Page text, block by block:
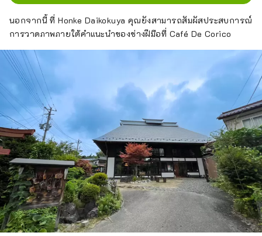
นอกจากนี้ ที่ Honke Daikokuya คุณยังสามารถสัมผัสประสบการณ์
การวาดภาพภายใต้คำแนะนำของช่างฝีมือที่ Café De Corico